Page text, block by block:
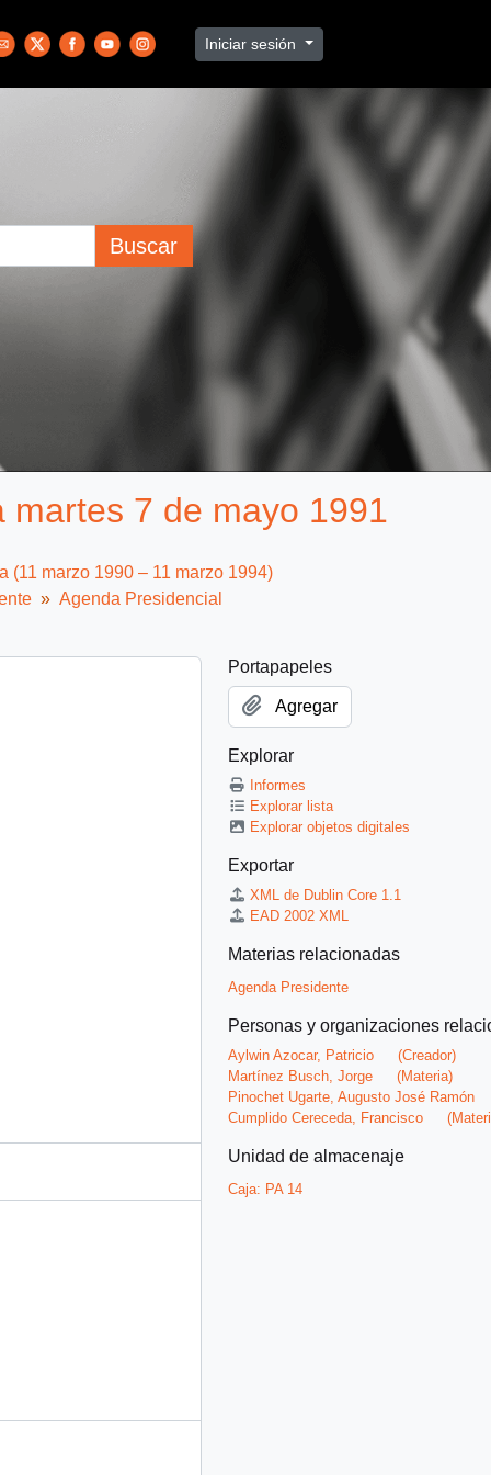
Iniciar sesión
Buscar
7 de mayo 1991
(11 marzo 1990 – 11 marzo 1994)
Agenda Presidencial
Portapapeles
Agregar
Explorar
Informes
Explorar lista
Explorar objetos digitales
Exportar
XML de Dublin Core 1.1
EAD 2002 XML
Materias relacionadas
Agenda Presidente
Personas y organizaciones
Aylwin Azocar, Patricio
(Creador)
Martínez Busch, Jorge
(Materia)
Pinochet Ugarte, Augusto José Ramón
Cumplido Cereceda, Francisco
Unidad de almacenaje
Caja: PA 14